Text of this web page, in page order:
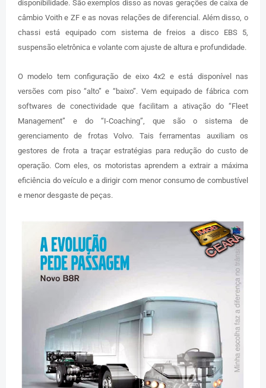
disponibilidade. São exemplos disso as novas gerações de caixa de
câmbio Voith e ZF e as novas relações de diferencial. Além disso, o
chassi está equipado com sistema de freios a disco EBS 5,
suspensão eletrônica e volante com ajuste de altura e profundidade.
O modelo tem configuração de eixo 4x2 e está disponível nas
versões com piso “alto” e “baixo”. Vem equipado de fábrica com
softwares de conectividade que facilitam a ativação do “Fleet
Management” e do “I-Coaching”, que são o sistema de
gerenciamento de frotas Volvo. Tais ferramentas auxiliam os
gestores de frota a traçar estratégias para redução do custo de
operação. Com eles, os motoristas aprendem a extrair a máxima
eficiência do veículo e a dirigir com menor consumo de combustível
e menor desgaste de peças.